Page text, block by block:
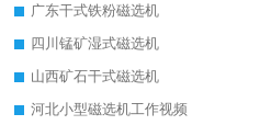
广东干式铁粉磁选机
四川锰矿湿式磁选机
山西矿石干式磁选机
河北小型磁选机工作视频